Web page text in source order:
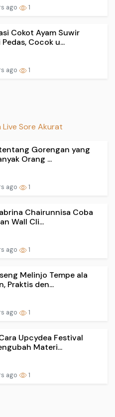
ago 1
Cokot Ayam Suwir
Cocok u...
ago 1
Sore Akurat
Gorengan yang
Orang ...
ago 1
Chairunnisa Coba
Wall Cli...
ago 1
Melinjo Tempe ala
Praktis den...
ago 1
Upcydea Festival
Materi...
ago 1